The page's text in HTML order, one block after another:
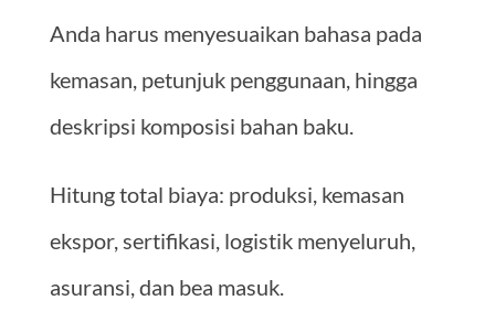
Anda harus menyesuaikan bahasa pada
kemasan, petunjuk penggunaan, hingga
deskripsi komposisi bahan baku.
Hitung total biaya: produksi, kemasan
ekspor, sertifikasi, logistik menyeluruh,
asuransi, dan bea masuk.